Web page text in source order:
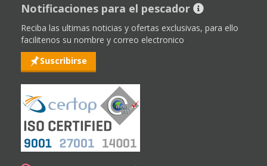
Notificaciones para el pescador
Reciba las ultimas noticias y ofertas exclusivas, para ello
facilitenos su nombre y correo electronico
Suscribirse